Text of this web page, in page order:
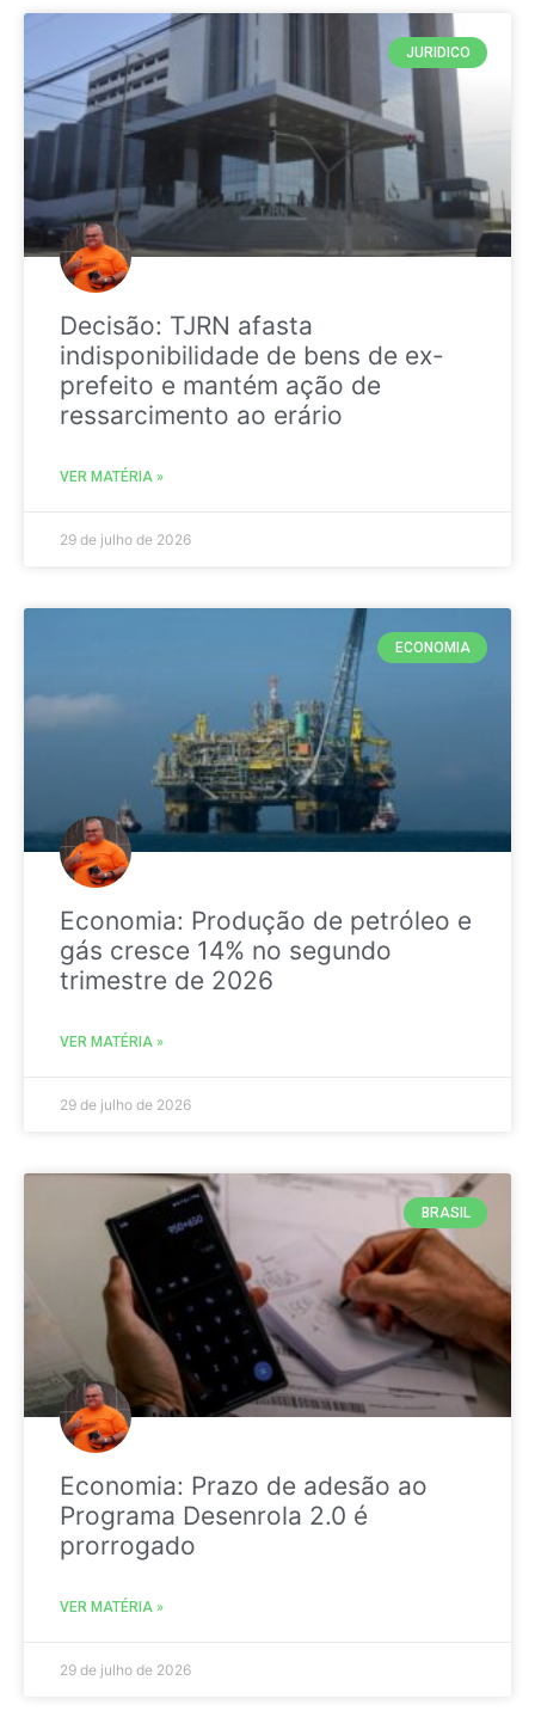
JURIDICO
Decisão: TJRN afasta
indisponibilidade de bens de ex-
prefeito e mantém ação de
ressarcimento ao erário
VER MATÉRIA »
29 de julho de 2026
ECONOMIA
Economia: Produção de petróleo e
gás cresce 14% no segundo
trimestre de 2026
VER MATÉRIA »
29 de julho de 2026
BRASIL
Economia: Prazo de adesão ao
Programa Desenrola 2.0 é
prorrogado
VER MATÉRIA »
29 de julho de 2026